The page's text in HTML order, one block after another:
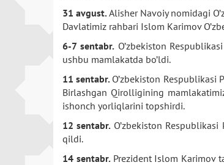
31 avgust. Alisher Navoiy nomidagi
Davlatimiz rahbari Islom Karimov
6-7 sentabr. O’zbekiston
ushbu mamlakatda bo’ldi.
11 sentabr. O’zbekiston Respublikasi
Birlashgan Qirolligining
ishonch yorliqlarini topshirdi.
12 sentabr. O’zbekiston
qildi.
14 sentabr. Prezident Islom Karimov